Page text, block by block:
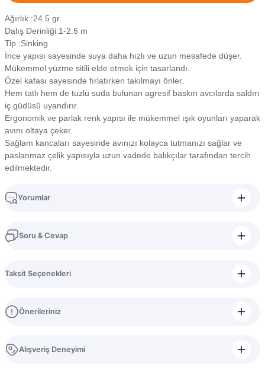
Ağırlık :24.5 gr
Dalış Derinliği:1-2.5 m
Tip :Sinking
İnce yapısı sayesinde suya daha hızlı ve uzun mesafede düşer.
Mükemmel yüzme sitili elde etmek için tasarlandı.
Özel kafası sayesinde fırlatırken takılmayı önler.
Hem tatlı hem de tuzlu suda bulunan agresif baskın avcılarda saldırı
iç güdüsü uyandırır.
Ergonomik ve parlak renk yapısı ile mükemmel ışık oyunları yaparak
avını oltaya çeker.
Sağlam kancaları sayesinde avınızı kolayca tutmanızı sağlar ve
paslanmaz çelik yapısıyla uzun vadede balıkçılar tarafından tercih
edilmektedir.
Yorumlar
Soru & Cevap
Taksit Seçenekleri
Önerileriniz
yetersiz gördüğünüz noktaları öneri formunu kullanarak tarafımıza
Alışveriş Deneyimi